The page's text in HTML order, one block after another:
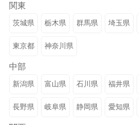
関東
茨城県 栃木県 群馬県 埼玉県
東京都 神奈川県
中部
新潟県 富山県 石川県 福井県
長野県 岐阜県 静岡県 愛知県